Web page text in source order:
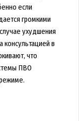
если
громкими
ухудшения
консультацией в
что
ПВО